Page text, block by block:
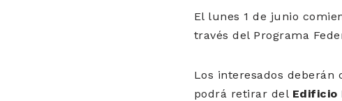
El lunes 1 de junio
través del Programa
Los interesados
podrá retirar del Edificio